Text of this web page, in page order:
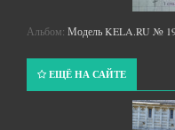
Альбом: Модель KELA.RU №
ЕЩЁ НА САЙТЕ